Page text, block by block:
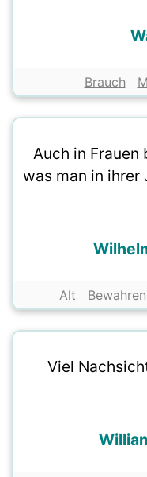
Brauch
Auch in
was man in ihrer
Alt Bewahren
Viel